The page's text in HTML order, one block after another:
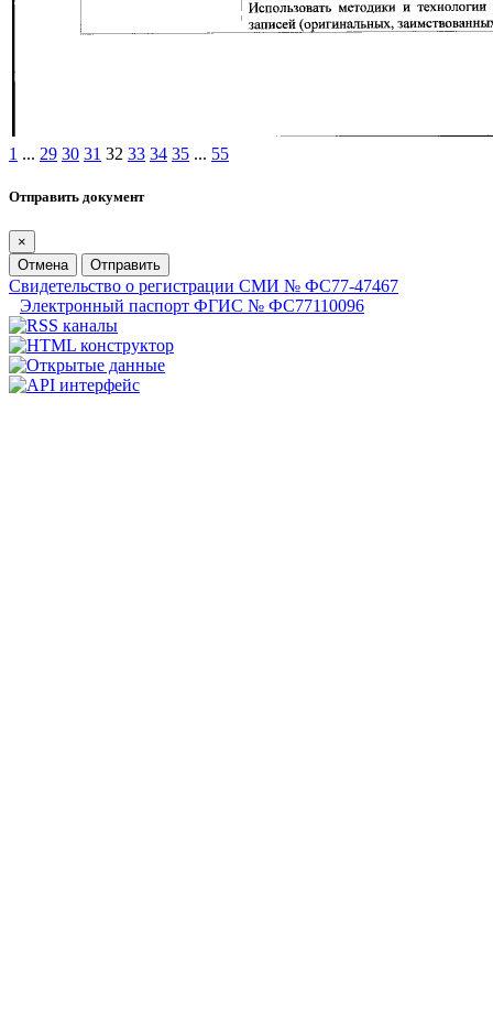
1 ... 29 30 31 32 33 34 35 ... 55
Отправить документ
×
Отмена
Отправить
Свидетельство о регистрации СМИ № ФС77-47467
Электронный паспорт ФГИС № ФС77110096